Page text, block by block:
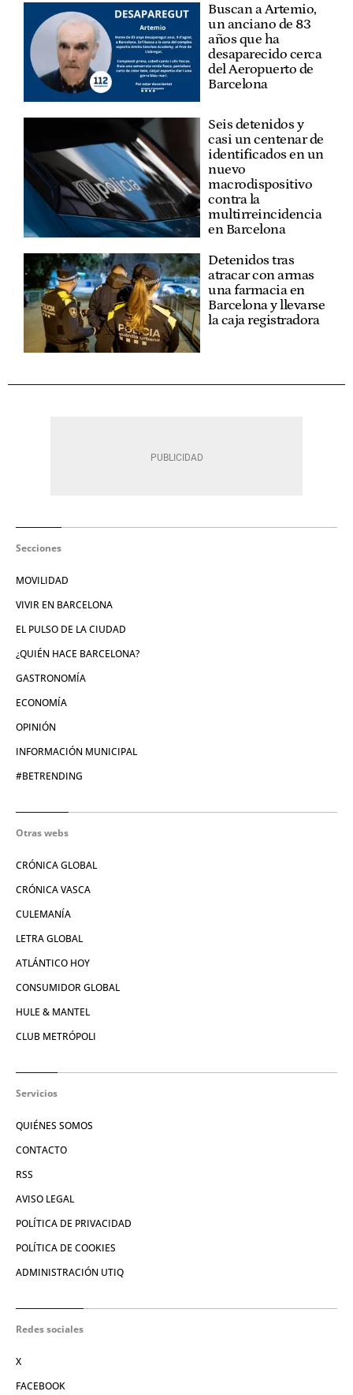
Buscan a Artemio,
un anciano de 83
años que ha
desaparecido cerca
del Aeropuerto de
Barcelona
Seis detenidos y
casi un centenar de
identificados en un
nuevo
macrodispositivo
contra la
multirreincidencia
en Barcelona
Detenidos tras
atracar con armas
una farmacia en
Barcelona y llevarse
la caja registradora
Secciones
MOVILIDAD
VIVIR EN BARCELONA
EL PULSO DE LA CIUDAD
¿QUIÉN HACE BARCELONA?
GASTRONOMÍA
ECONOMÍA
OPINIÓN
INFORMACIÓN MUNICIPAL
#BETRENDING
Otras webs
CRÓNICA GLOBAL
CRÓNICA VASCA
CULEMANÍA
LETRA GLOBAL
ATLÁNTICO HOY
CONSUMIDOR GLOBAL
HULE & MANTEL
CLUB METRÓPOLI
Servicios
QUIÉNES SOMOS
CONTACTO
RSS
AVISO LEGAL
POLÍTICA DE PRIVACIDAD
POLÍTICA DE COOKIES
ADMINISTRACIÓN UTIQ
Redes sociales
X
FACEBOOK